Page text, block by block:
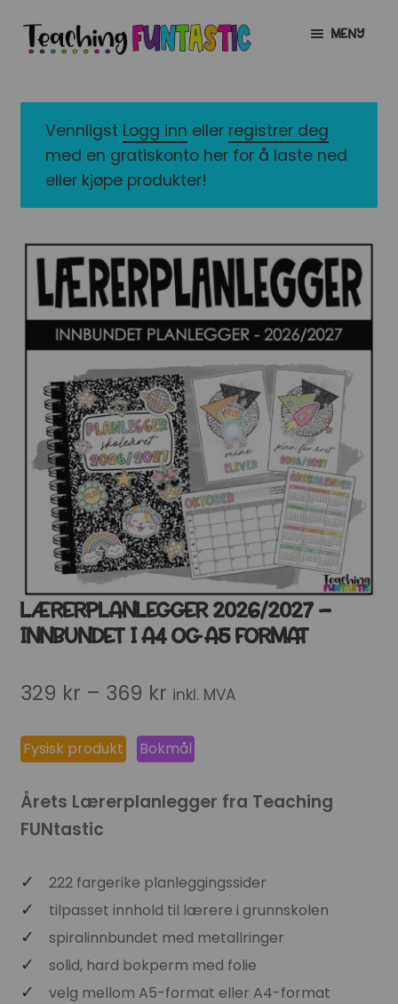
Hopp
til
Hopp
til
MENY
UNDERMENY
MIN KONTO
UNDERMENY
LISENSER
UTVID
UNDERMENY
TIPSHJØRNET
KURS
Vennligst Logg inn eller registrer deg
med en gratiskonto her for å laste ned
eller kjøpe produkter!
LÆRERPLANLEGGER 2026/2027 –
INNBUNDET I A4 OG A5 FORMAT
329 kr – 369 krPrisområde:
til
369 kr
inkl. MVA
Fysisk produkt Bokmål
Årets Lærerplanlegger fra Teaching
FUNtastic
222 fargerike planleggingssider
tilpasset innhold til lærere i grunnskolen
spiralinnbundet med metallringer
solid, hard bokperm med folie
velg mellom A5-format eller A4-format